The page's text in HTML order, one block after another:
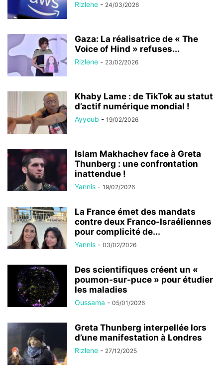
Rizlene - 24/03/2026
Gaza: La réalisatrice de « The
Voice of Hind » refuses...
Rizlene - 23/02/2026
Khaby Lame : de TikTok au statut
d’actif numérique mondial !
Ayyoub - 19/02/2026
Islam Makhachev face à Greta
Thunberg : une confrontation
inattendue !
Yannis - 19/02/2026
La France émet des mandats
contre deux Franco-Israéliennes
pour complicité de...
Yannis - 03/02/2026
Des scientifiques créent un «
poumon-sur-puce » pour étudier
les maladies
Oussama - 05/01/2026
Greta Thunberg interpellée lors
d’une manifestation à Londres
Rizlene - 27/12/2025